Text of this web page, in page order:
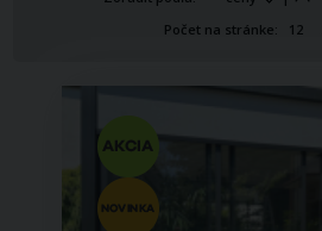
Počet na stránke: 12